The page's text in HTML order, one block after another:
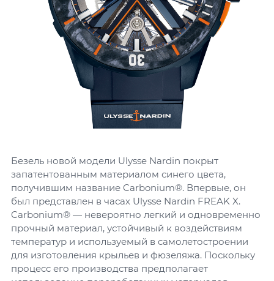
Безель новой модели Ulysse Nardin покрыт
запатентованным материалом синего цвета,
получившим название Carbonium®. Впервые, он
был представлен в часах Ulysse Nardin FREAK X.
Carbonium® — невероятно легкий и одновременно
прочный материал, устойчивый к воздействиям
температур и используемый в самолетостроении
для изготовления крыльев и фюзеляжа. Поскольку
процесс его производства предполагает